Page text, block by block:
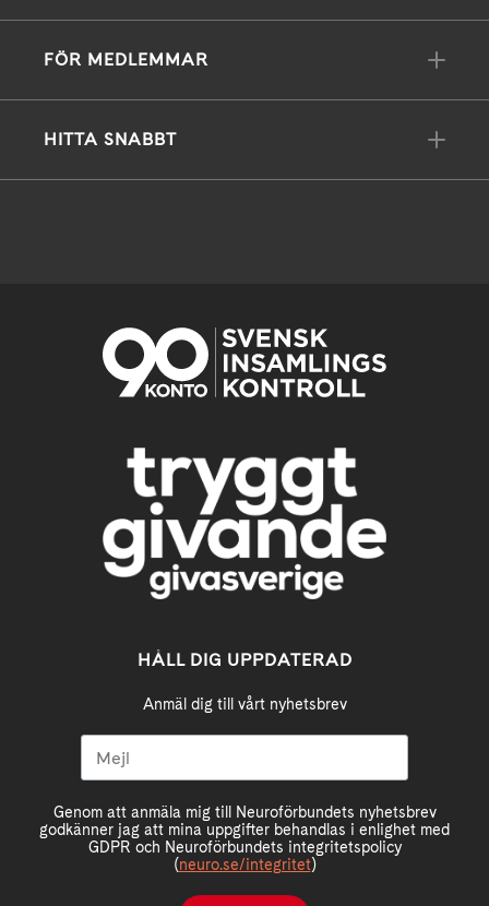
FÖR MEDLEMMAR
HITTA SNABBT
HÅLL DIG UPPDATERAD
Anmäl dig till vårt nyhetsbrev
Genom att anmäla mig till Neuroförbundets nyhetsbrev
godkänner jag att mina uppgifter behandlas i enlighet med
GDPR och Neuroförbundets integritetspolicy
(neuro.se/integritet)